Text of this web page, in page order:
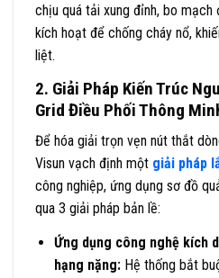
chịu quá tải xung đỉnh, bo
kích hoạt để chống cháy nổ,
liệt.
2. Giải Pháp Kiến Trúc
Grid Điều Phối Thông
Để hóa giải trọn vẹn nút thắt
Visun vạch định một giải pháp
công nghiệp, ứng dụng sơ đồ
qua 3 giải pháp bản lề:
Ứng dụng công nghệ kích
hạng nặng:Hệ thống bắt